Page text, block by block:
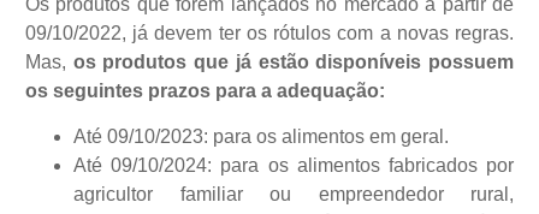
09/10/2022, já devem ter os rótulos com a novas regras.
Mas, os produtos que já estão disponíveis possuem
os seguintes prazos para a adequação:
Até 09/10/2023: para os alimentos em geral.
Até 09/10/2024: para os alimentos fabricados por
agricultor familiar ou empreendedor rural,